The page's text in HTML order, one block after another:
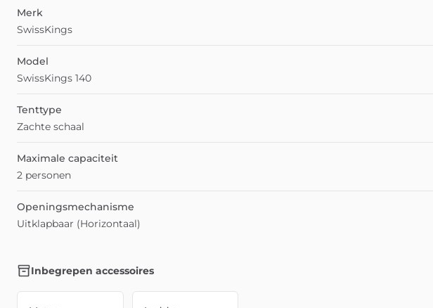
Merk
SwissKings
Model
SwissKings 140
Tenttype
Zachte schaal
Maximale capaciteit
2 personen
Openingsmechanisme
Uitklapbaar (Horizontaal)
Inbegrepen accessoires